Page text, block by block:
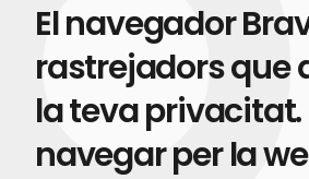
El navegador
rastrejadors que
la teva
navegar per la